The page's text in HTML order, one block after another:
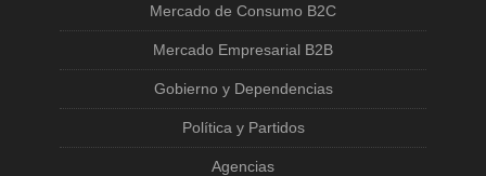
Mercado de Consumo B2C
Mercado Empresarial B2B
Gobierno y Dependencias
Política y Partidos
Agencias